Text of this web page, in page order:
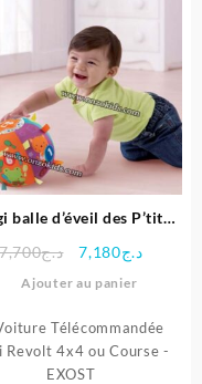
balle d’éveil des P’tits
د.ج7,700
Le
د.ج7,180
Le
est :
Ajouter au panier